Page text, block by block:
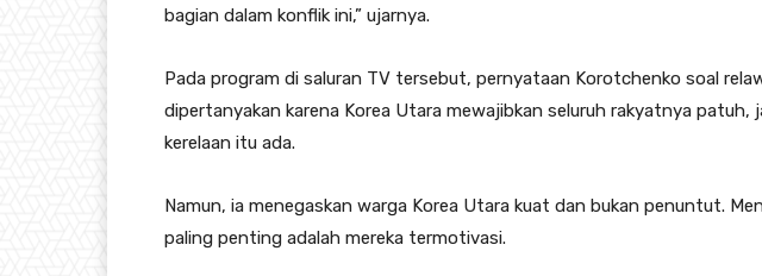
bagian dalam konflik ini,” ujarnya.
Pada program di saluran TV tersebut, pernyataan Korotchenko soal
dipertanyakan karena Korea Utara mewajibkan seluruh rakyatnya patuh,
kerelaan itu ada.
Namun, ia menegaskan warga Korea Utara kuat dan bukan penuntut.
paling penting adalah mereka termotivasi.